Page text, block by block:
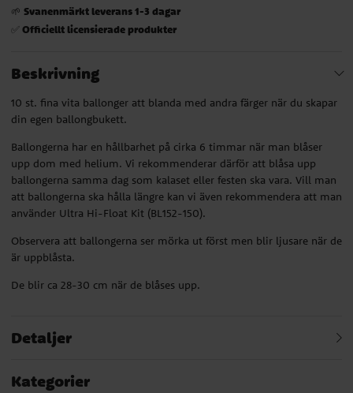
🌱 Svanenmärkt leverans 1-3 dagar
✅ Officiellt licensierade produkter
Beskrivning
10 st. fina vita ballonger att blanda med andra färger när du skapar
din egen ballongbukett.
Ballongerna har en hållbarhet på cirka 6 timmar när man blåser
upp dom med helium. Vi rekommenderar därför att blåsa upp
ballongerna samma dag som kalaset eller festen ska vara. Vill man
att ballongerna ska hålla längre kan vi även rekommendera att man
använder Ultra Hi-Float Kit (BL152-150).
Observera att ballongerna ser mörka ut först men blir ljusare när de
är uppblåsta.
De blir ca 28-30 cm när de blåses upp.
Detaljer
Kategorier